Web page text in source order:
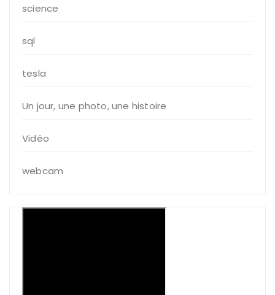
science
sql
tesla
Un jour, une photo, une histoire
Vidéo
webcam